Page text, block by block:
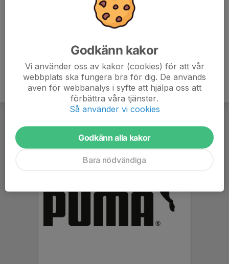
Godkänn kakor
Vi använder oss av kakor (cookies) för att vår
webbplats ska fungera bra för dig. De används
även för webbanalys i syfte att hjälpa oss att
förbättra våra tjänster.
Så använder vi cookies
Godkänn alla kakor
Bara nödvändiga